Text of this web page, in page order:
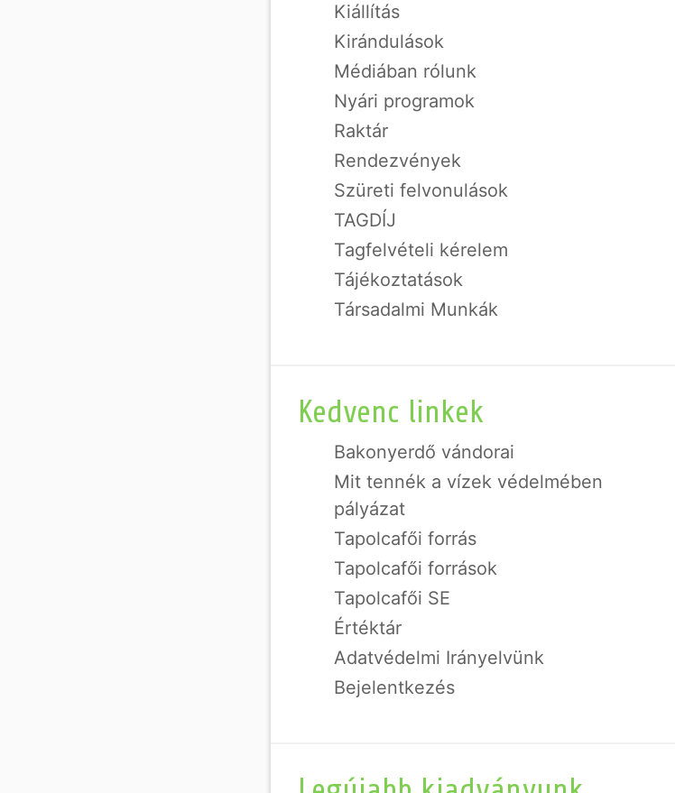
Kiállítás
Kirándulások
Médiában rólunk
Nyári programok
Raktár
Rendezvények
Szüreti felvonulások
TAGDÍJ
Tagfelvételi kérelem
Tájékoztatások
Társadalmi Munkák
Kedvenc linkek
Bakonyerdő vándorai
Mit tennék a vízek védelmében
pályázat
Tapolcafői forrás
Tapolcafői források
Tapolcafői SE
Értéktár
Adatvédelmi Irányelvünk
Bejelentkezés